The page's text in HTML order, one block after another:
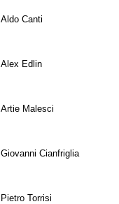
Aldo Canti
Alex Edlin
Artie Malesci
Giovanni Cianfriglia
Pietro Torrisi